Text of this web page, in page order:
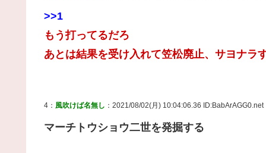
>>1
もう打ってるだろ
あとは結果を受け入れて笠松廃止、サヨナラ
4： 風吹けば名無し ：2021/08/02(月) 10:04:06.36 ID:BabArAGG0.net
マーチトウショウ二世を発掘する